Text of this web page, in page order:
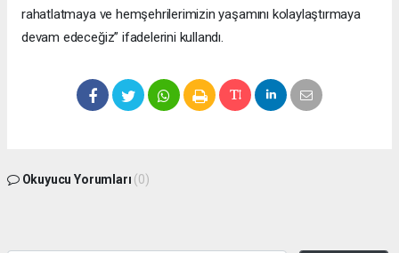
rahatlatmaya ve hemşehrilerimizin yaşamını kolaylaştırmaya
devam edeceğiz” ifadelerini kullandı.
Okuyucu Yorumları (0)